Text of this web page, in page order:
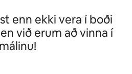
enn ekki vera í boði
við erum að vinna í
málinu!